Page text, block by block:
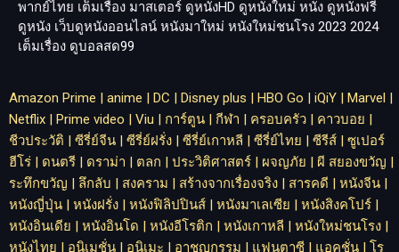
พากย์ไทย เต็มเรื่อง มาสเตอร์ ดูหนังHD ดูหนังใหม่ หนัง ดูหนังฟรี
ดูหนัง เว็บดูหนังออนไลน์ หนังมาใหม่ หนังใหม่ชนโรง 2023 2024
เต็มเรื่อง ดูบอลสด99
Amazon Prime | anime | DC | Disney plus | HBO Go | iQiY | Marvel |
Netflix | Prime video | Viu | การ์ตูน | กีฬา | ครอบครัว | คาวบอย |
ชีวประวัติ | ซีรี่ย์จีน | ซีรี่ย์ฝรั่ง | ซีรี่ย์เกาหลี | ซีรี่ย์ไทย | ซีรีส์ | ซูเปอร์
ฮีโร่ | ดนตรี | ดราม่า | ตลก | ประวิติศาสตร์ | ผจญภัย | ผี สยองขวัญ |
ระทึกขวัญ | ลึกลับ | สงคราม | สร้างจากเรื่องจริง | สารคดี | หนังจีน |
หนังญี่ปุ่น | หนังฝรั่ง | หนังฟิลิปปินส์ | หนังมาเลเซีย | หนังสิงคโปร์ |
หนังอินเดีย | หนังอินโด | หนังอีโรติก | หนังเกาหลี | หนังใหม่ชนโรง |
หนังไทย | อนิเมชั่น | อนิเมะ | อาชญกรรม | แฟนตาซี | แอคชั่น | โร